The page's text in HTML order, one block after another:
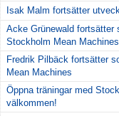
Isak Malm fortsätter
Acke Grünewald fortsätter
Stockholm Mean Machines
Fredrik Pilbäck fortsätter
Mean Machines
Öppna träningar med
välkommen!